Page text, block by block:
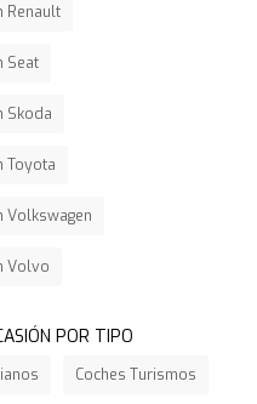
Renault
Seat
Skoda
Toyota
Volkswagen
Volvo
POR TIPO
Coches Turismos